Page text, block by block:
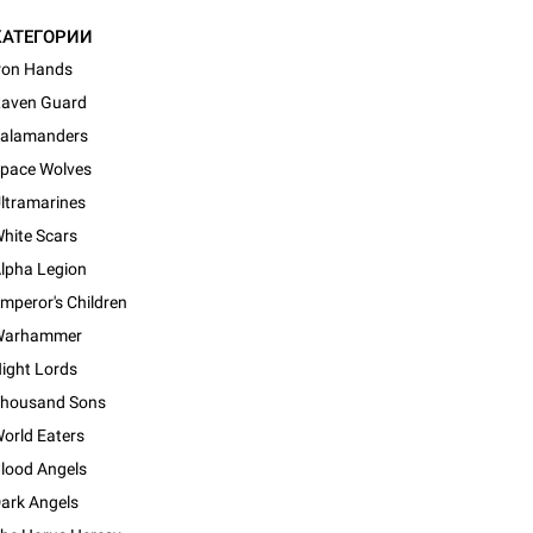
Hands
Guard
Wolves
Scars
Legion
Children
Lords
Sons
Eaters
Angels
Angels